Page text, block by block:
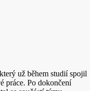
už během studií spojil
práce. Po dokončení